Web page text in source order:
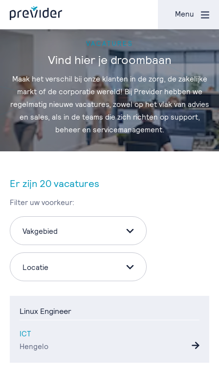
Menu
VACATURES
Vind hier je droombaan
Maak het verschil bij onze klanten in de zorg, de zakelijke
markt of de corporatie wereld! Bij Previder hebben we
regelmatig nieuwe vacatures, zowel op het vlak van advies
en sales, als in de teams die zich richten op support,
beheer en servicemanagement.
Er zijn 20vacatures
Filter uw voorkeur:
Vakgebied
Locatie
Linux Engineer
ICT
Hengelo